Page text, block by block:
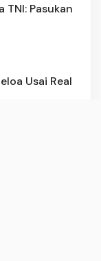
TNI: Pasukan
Usai Real